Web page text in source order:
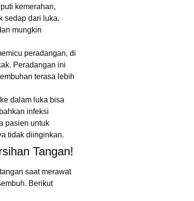
kemerahan,
sedap dari luka.
mungkin
peradangan, di
Peradangan ini
terasa lebih
dalam luka bisa
infeksi
pasien untuk
tidak diinginkan.
Tangan!
saat merawat
Berikut